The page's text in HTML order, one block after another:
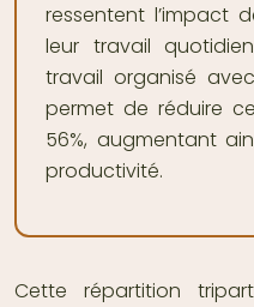
ressentent l’impact
leur travail
travail organisé
permet de réduire
56%, augmentant
productivité.
Cette répartition